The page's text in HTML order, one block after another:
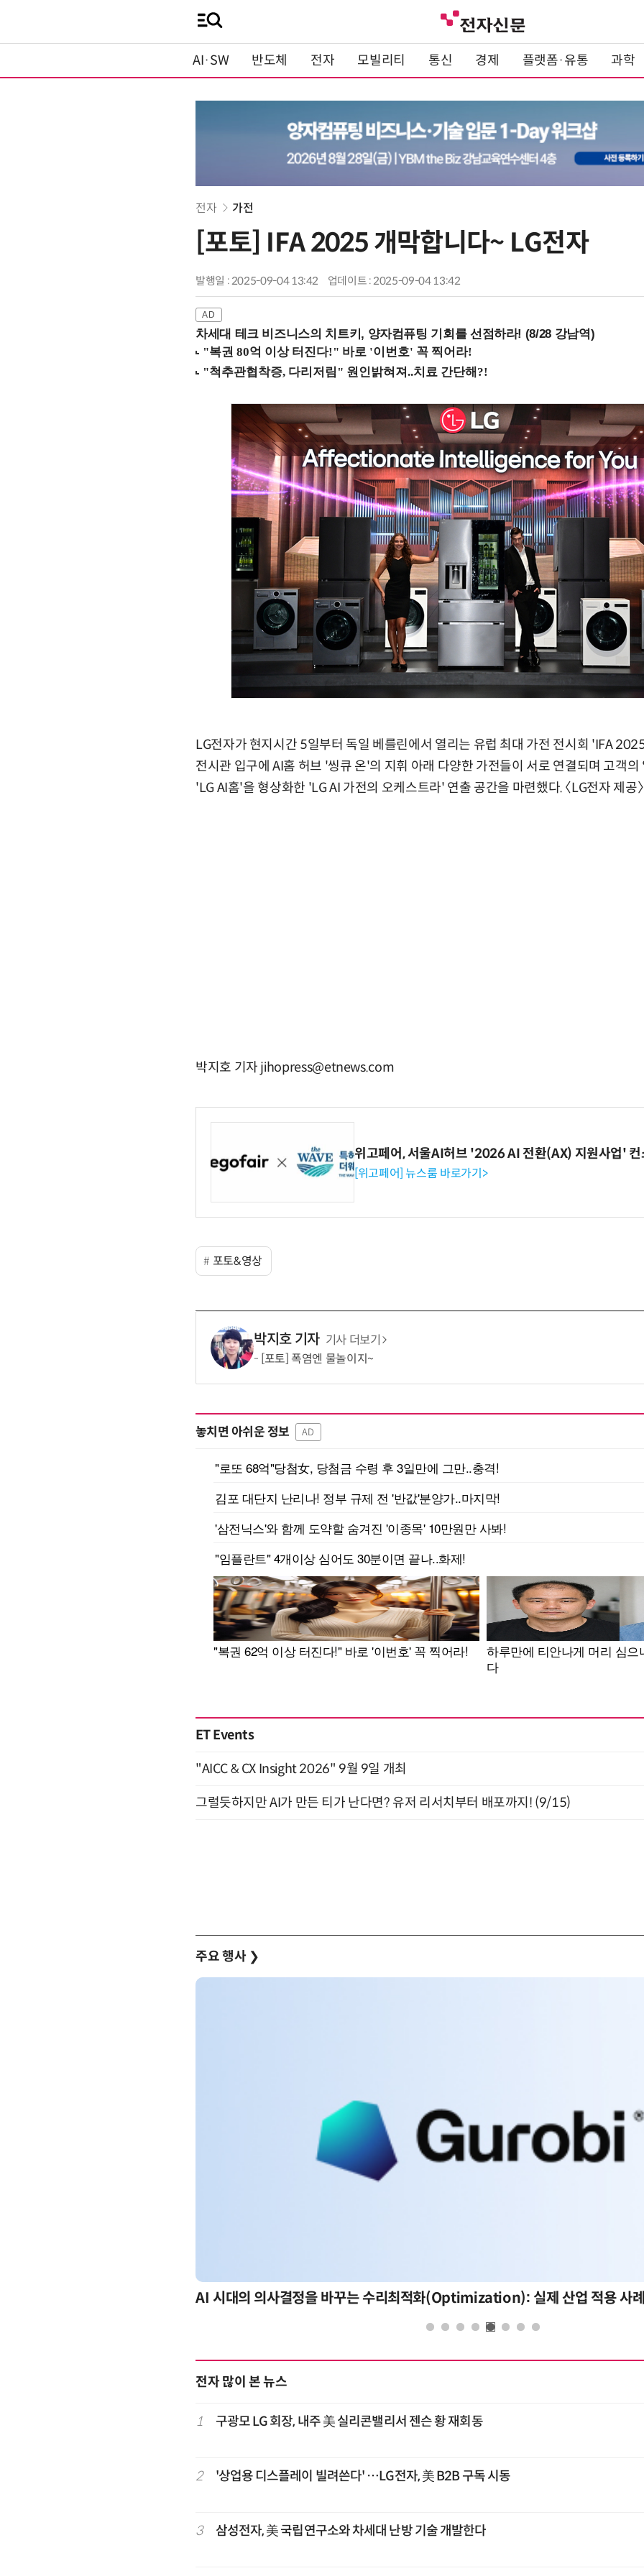
AI·SW 반도체 전자 모빌리티 통신 경제 플랫폼·유통 과학
전자 가전
[포토] IFA 2025 개막합니다~ LG전자
발행일 : 2025-09-04 13:42 업데이트 : 2025-09-04 13:42
차세대 테크 비즈니스의 치트키, 양자컴퓨팅 기회를 선점하라! (8/28 강남역)
LG전자가 현지시간 5일부터 독일 베를린에서 열리는 유럽 최대 가전 전시회 'IFA
전시관 입구에 AI홈 허브 '씽큐 온'의 지휘 아래 다양한 가전들이 서로 연결되며 고객
'LG AI홈'을 형상화한 'LG AI 가전의 오케스트라' 연출 공간을 마련했다. 〈LG전자 제공〉
박지호 기자 jihopress@etnews.com
위고페어, 서울AI허브 '2026 AI 전환(AX) 지원사업' 컨
[위고페어] 뉴스룸 바로가기>
포토&영상
박지호 기자 기사 더보기
[포토] 폭염엔 물놀이지~
놓치면 아쉬운 정보 AD
ET Events
"AICC & CX Insight 2026" 9월 9일 개최
그럴듯하지만 AI가 만든 티가 난다면? 유저 리서치부터 배포까지! (9/15)
주요 행사 ❯
AI 시대의 의사결정을 바꾸는 수리최적화(Optimization): 실제 산업 적용 사
전자 많이 본 뉴스
1 구광모 LG 회장, 내주 美 실리콘밸리서 젠슨 황 재회동
2 '상업용 디스플레이 빌려쓴다' …LG전자, 美 B2B 구독 시동
3 삼성전자, 美 국립연구소와 차세대 난방 기술 개발한다